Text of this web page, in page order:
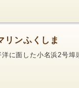
リンふくしま
に面した小名浜2号